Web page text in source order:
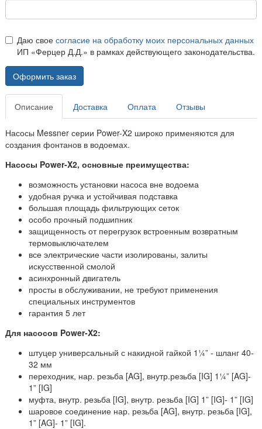
Даю свое согласие на обработку моих персональных данных
ИП «Ферцер Д.Д.» в рамках действующего законодательства.
Оформить заказ
Описание Доставка Оплата Отзывы
Насосы Messner серии Power-X2 широко применяются для
создания фонтанов в водоемах.
Насосы Power-X2, основные преимущества:
возможность установки насоса вне водоема
удобная ручка и устойчивая подставка
большая площадь фильтрующих сеток
особо прочный подшипник
защищенность от перегрузок встроенным возвратным
термовыключателем
все электрические части изолированы, залиты
искусственной смолой
асинхронный двигатель
просты в обслуживании, не требуют применения
специальных инструментов
гарантия 5 лет
Для насосов Power-X2:
штуцер универсальный с накидной гайкой 1¼” - шланг 40-
32 мм
переходник, нар. резьба [AG], внутр.резьба [IG] 1¼” [AG]-
1” [IG]
муфта, внутр. резьба [IG], внутр. резьба [IG] 1” [IG]- 1” [IG]
шаровое соединение нар. резьба [AG], внутр. резьба [IG],
1” [AG]- 1” [IG].